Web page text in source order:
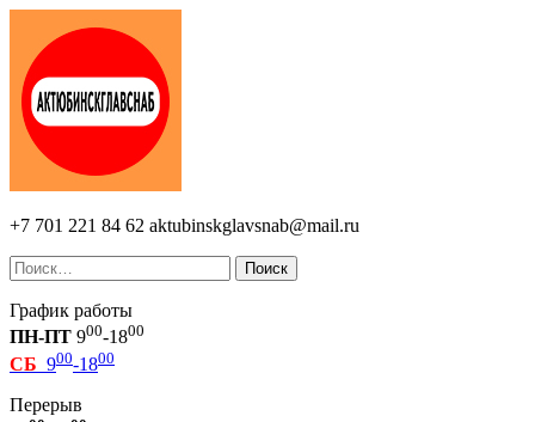
+7 701 221 84 62 aktubinskglavsnab@mail.ru
Поиск
График работы
ПН-ПТ 900-1800
СБ 900-1800
Перерыв